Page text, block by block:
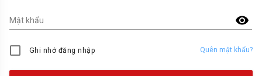
visibility
Mật khẩu
Ghi nhớ đăng nhập Quên mật khẩu?